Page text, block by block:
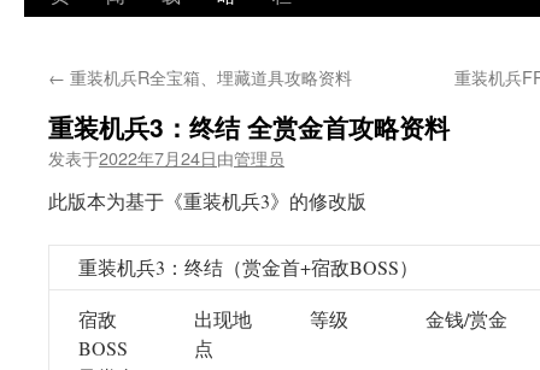
← 重装机兵R全宝箱、埋藏道具攻略资料 重装机兵
重装机兵3：终结 全赏金首攻略资料
发表于2022年7月24日由管理员
此版本为基于《重装机兵3》的修改版
重装机兵3：终结（赏金首+宿敌BOSS）
宿敌
BOSS
出现地
点
等级 金钱/赏金